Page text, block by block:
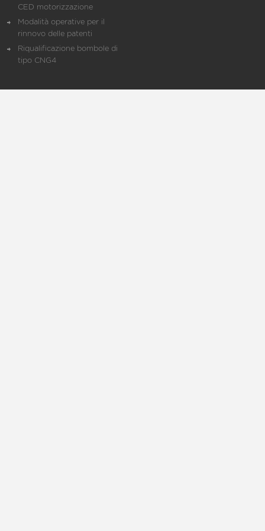
CED motorizzazione
Modalità operative per il
rinnovo delle patenti
Riqualificazione bombole di
tipo CNG4